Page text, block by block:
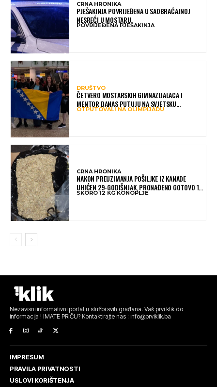
CRNA HRONIKA
PJEŠAKINJA POVRIJEĐENA U SAOBRAĆAJNOJ
NESREĆI U MOSTARU
POVRIJEĐENA PJEŠAKINJA
DRUŠTVO
ČETVERO MOSTARSKIH GIMNAZIJALACA I
MENTOR DANAS PUTUJU NA SVJETSKU
OLIMPIJADU IZ AI: PREDSTAVLJAT ĆE BIH MEĐU
OTPUTOVALI NA OLIMPIJADU
CRNA HRONIKA
NAKON PREUZIMANJA POŠILJKE IZ KANADE
UHIĆEN 29-GODIŠNJAK, PRONAĐENO GOTOVO 12
KILOGRAMA KONOPLJE
SKORO 12 KG KONOPLJE
Nezavisni informativni portal u službi svih građana. Vaš prvi klik do
informacija ! IMATE PRIČU? Kontaktirajte nas : info@prviklik.ba
IMPRESUM
PRAVILA PRIVATNOSTI
USLOVI KORIŠTENJA